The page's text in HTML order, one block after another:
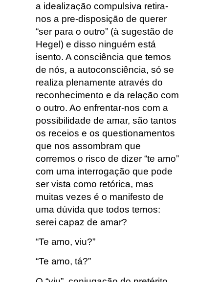
a idealização compulsiva retira-
nos a pre-disposição de querer
“ser para o outro” (à sugestão de
Hegel) e disso ninguém está
isento. A consciência que temos
de nós, a autoconsciência, só se
realiza plenamente através do
reconhecimento e da relação com
o outro. Ao enfrentar-nos com a
possibilidade de amar, são tantos
os receios e os questionamentos
que nos assombram que
corremos o risco de dizer “te amo”
com uma interrogação que pode
ser vista como retórica, mas
muitas vezes é o manifesto de
uma dúvida que todos temos:
serei capaz de amar?
“Te amo, viu?”
“Te amo, tá?”